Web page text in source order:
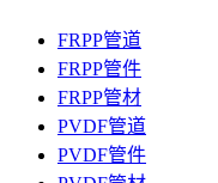
FRPP管道
FRPP管件
FRPP管材
PVDF管道
PVDF管件